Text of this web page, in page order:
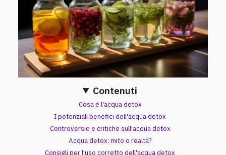
Contenuti
Cosa è l'acqua detox
I potenziali benefici dell'acqua detox
Controversie e critiche sull'acqua detox
Acqua detox: mito o realtà?
Consigli per l'uso corretto dell'acqua detox